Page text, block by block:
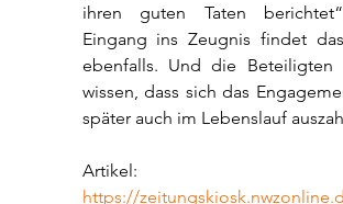
ihren guten Taten
Eingang ins Zeugnis findet
ebenfalls. Und die Beteiligten
wissen, dass sich das
später auch im Lebenslauf
https://